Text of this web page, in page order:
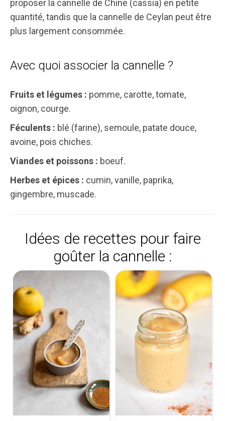
proposer la cannelle de Chine (cassia) en petite
quantité, tandis que la cannelle de Ceylan peut être
plus largement consommée.
Avec quoi associer la cannelle ?
Fruits et légumes : pomme, carotte, tomate,
oignon, courge.
Féculents : blé (farine), semoule, patate douce,
avoine, pois chiches.
Viandes et poissons : boeuf.
Herbes et épices : cumin, vanille, paprika,
gingembre, muscade.
Idées de recettes pour faire
goûter la cannelle :